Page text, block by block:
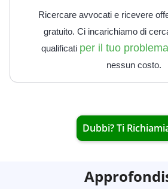
Ricercare avvocati e ricevere
gratuito. Ci incarichiamo di
qualificati per il tuo
nessun costo.
Dubbi? Ti